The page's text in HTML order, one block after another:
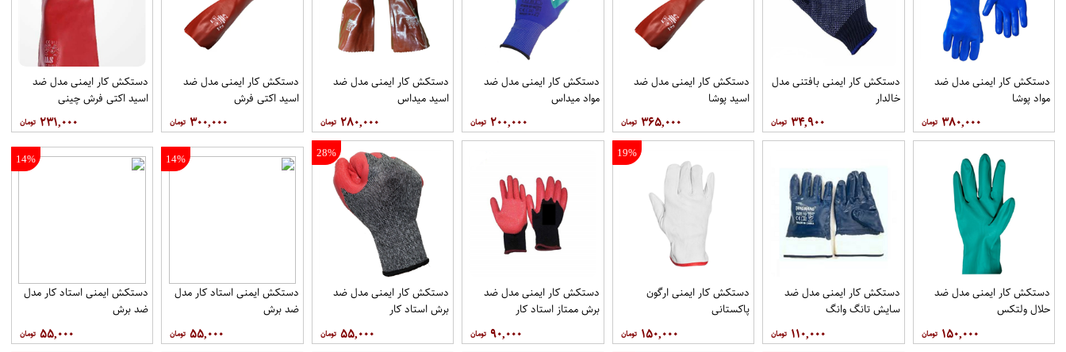
دستکش کار ایمنی مدل ضد
مواد پوشا
۳۸۰,۰۰۰
دستکش کار ایمنی بافتنی مدل
خالدار
۳۴,۹۰۰
دستکش کار ایمنی مدل ضد
اسید پوشا
۳۶۵,۰۰۰
دستکش کار ایمنی مدل ضد
مواد میداس
۲۰۰,۰۰۰
دستکش کار ایمنی مدل ضد
اسید میداس
۲۸۰,۰۰۰
دستکش کار ایمنی مدل ضد
اسید اکتی فرش
۳۰۰,۰۰۰
دستکش کار ایمنی مدل ضد
اسید اکتی فرش چینی
۲۳۱,۰۰۰
دستکش کار ایمنی مدل ضد
حلال ولتکس
۱۵۰,۰۰۰
دستکش کار ایمنی مدل ضد
سایش تانگ وانگ
۱۱۰,۰۰۰
19%
دستکش کار ایمنی ارگون
پاکستانی
۱۵۰,۰۰۰
دستکش کار ایمنی مدل ضد
برش ممتاز استاد کار
۹۰,۰۰۰
28%
دستکش کار ایمنی مدل ضد
برش استاد کار
۵۵,۰۰۰
14%
دستکش ایمنی استاد کار مدل
ضد برش
۵۵,۰۰۰
14%
دستکش ایمنی استاد کار مدل
ضد برش
۵۵,۰۰۰